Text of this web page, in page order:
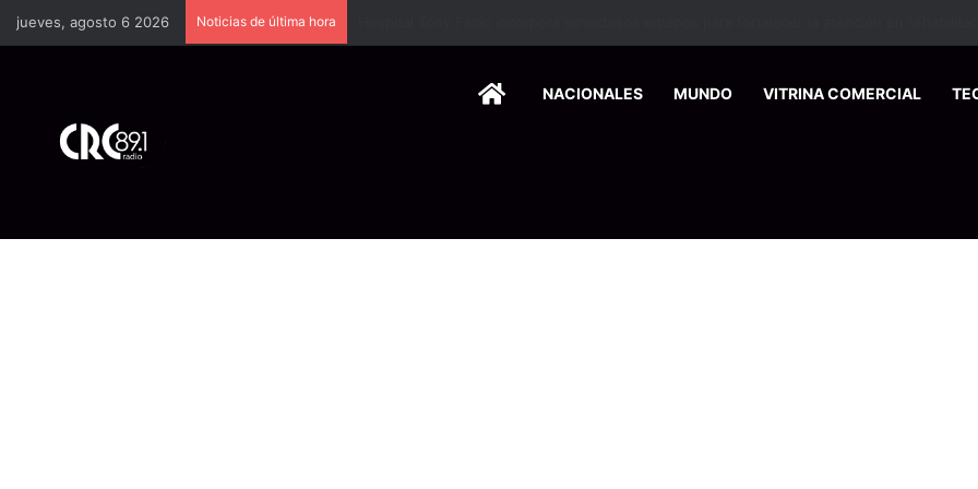
jueves, agosto 6 2026 Noticias de última hora
HOMENACIONALES MUNDO VITRINA COMERCIAL